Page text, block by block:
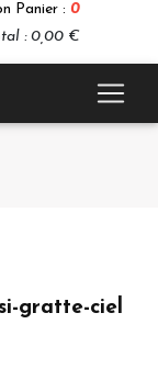
Panier : 0
: 0,00 €
gratte-ciel